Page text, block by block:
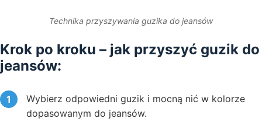
Technika przyszywania guzika do jeansów
Krok po kroku – jak przyszyć guzik do
jeansów:
Wybierz odpowiedni guzik i mocną nić w kolorze
dopasowanym do jeansów.